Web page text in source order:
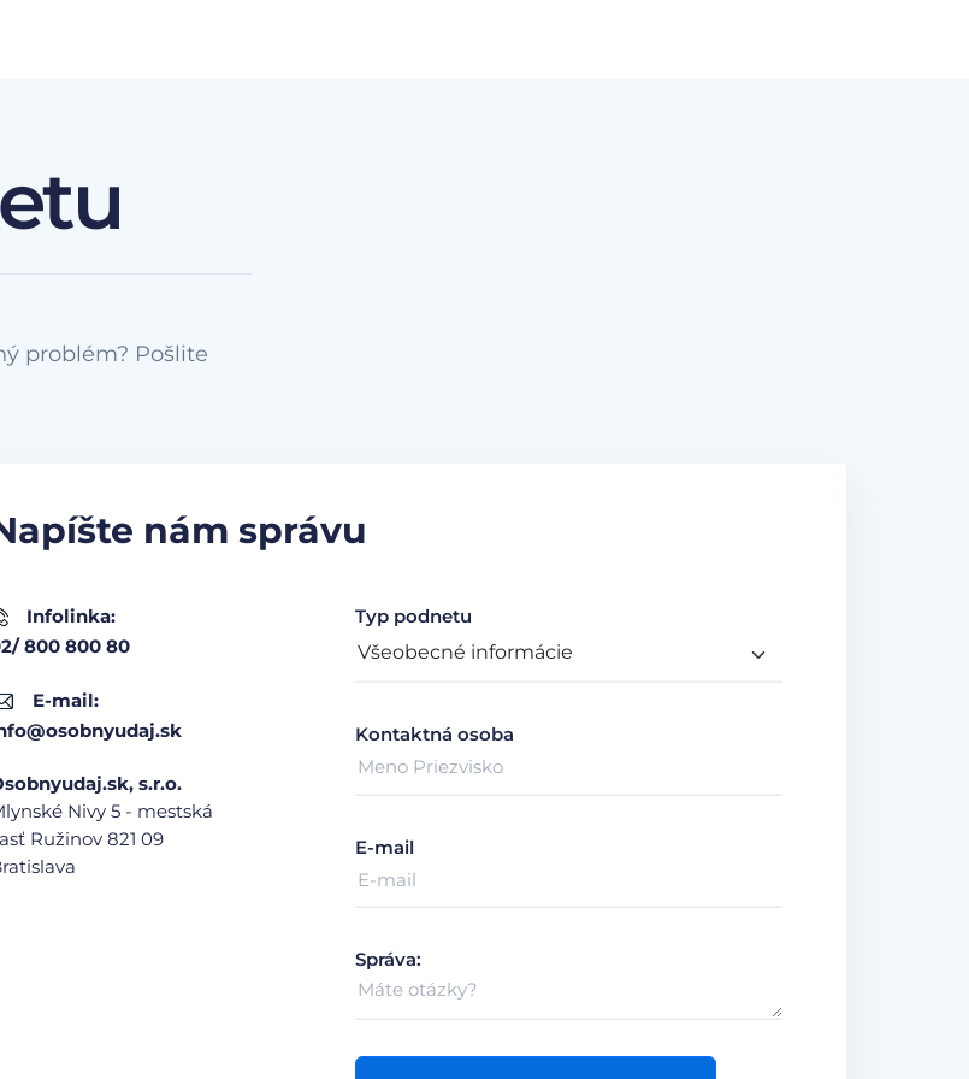
problém? Pošlite
nám správu
Infolinka:
800 800 80
E-mail:
s.r.o.
Nivy 5 - mestská
Ružinov 821 09
Typ podnetu
Kontaktná osoba
E-mail
Správa: